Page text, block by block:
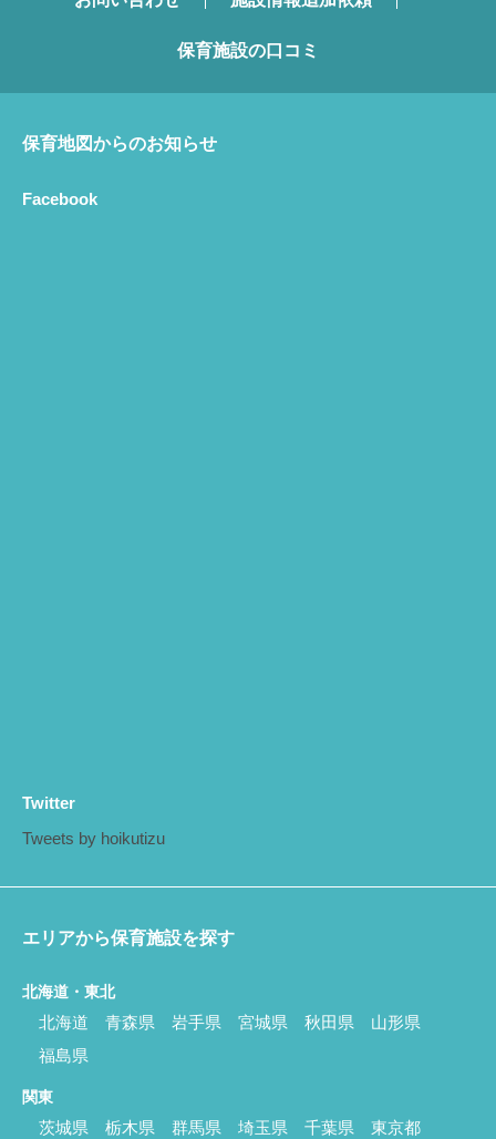
保育施設の口コミ
保育地図からのお知らせ
Facebook
Twitter
Tweets by hoikutizu
エリアから保育施設を探す
北海道・東北
北海道 青森県 岩手県 宮城県 秋田県
山形県
福島県
関東
茨城県 栃木県 群馬県 埼玉県 千葉県
東京都